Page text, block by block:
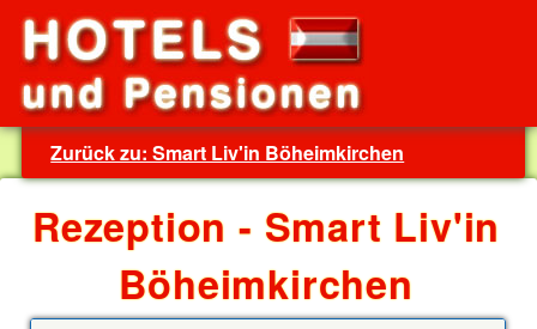
Zurück zu: Smart Liv'in Böheimkirchen
Rezeption - Smart Liv'in
Böheimkirchen